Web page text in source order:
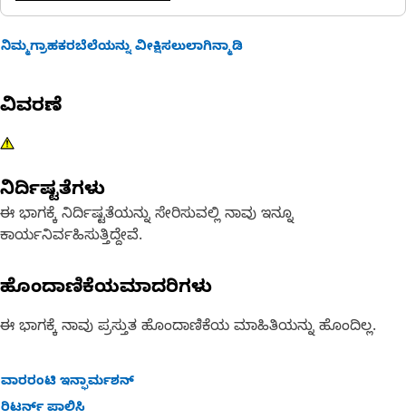
ನಿಮ್ಮಗ್ರಾಹಕರಬೆಲೆಯನ್ನು ವೀಕ್ಷಿಸಲುಲಾಗಿನ್ಮಾಡಿ
ವಿವರಣೆ
ನಿರ್ದಿಷ್ಟತೆಗಳು
ಈ ಭಾಗಕ್ಕೆ ನಿರ್ದಿಷ್ಟತೆಯನ್ನು ಸೇರಿಸುವಲ್ಲಿ ನಾವು ಇನ್ನೂ
ಕಾರ್ಯನಿರ್ವಹಿಸುತ್ತಿದ್ದೇವೆ.
ಹೊಂದಾಣಿಕೆಯಮಾದರಿಗಳು
ಈ ಭಾಗಕ್ಕೆ ನಾವು ಪ್ರಸ್ತುತ ಹೊಂದಾಣಿಕೆಯ ಮಾಹಿತಿಯನ್ನು ಹೊಂದಿಲ್ಲ.
ವಾರರಂಟಿ ಇನ್ಫಾರ್ಮಶನ್
ರಿಟರ್ನ್ ಪಾಲಿಸಿ